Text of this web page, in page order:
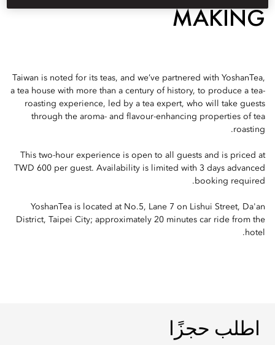
MAKING
Taiwan is noted for its teas, and we’ve partnered with YoshanTea,
a tea house with more than a century of history, to produce a tea-
roasting experience, led by a tea expert, who will take guests
through the aroma- and flavour-enhancing properties of tea
roasting.
This two-hour experience is open to all guests and is priced at
TWD 600 per guest. Availability is limited with 3 days advanced
booking required.
YoshanTea is located at No.5, Lane 7 on Lishui Street, Da'an
District, Taipei City; approximately 20 minutes car ride from the
hotel.
اطلب حجزًا
اطلب حجزًا